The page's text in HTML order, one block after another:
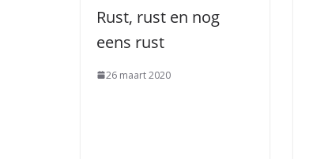
Rust, rust en nog
eens rust
26 maart 2020